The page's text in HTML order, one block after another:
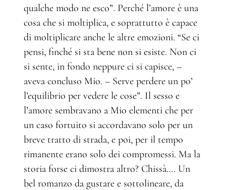
qualche modo ne esco”. Perché l’amore è una
cosa che si moltiplica, e soprattutto è capace
di moltiplicare anche le altre emozioni. “Se ci
pensi, finché si sta bene non si esiste. Non ci
si sente, in fondo neppure ci si capisce, –
aveva concluso Mio. – Serve perdere un po’
l’equilibrio per vedere le cose”. Il sesso e
l’amore sembravano a Mio elementi che per
un caso fortuito si accordavano solo per un
breve tratto di strada, e poi, per il tempo
rimanente erano solo dei compromessi. Ma la
storia forse ci dimostra altro? Chissà…. Un
bel romanzo da gustare e sottolineare, da